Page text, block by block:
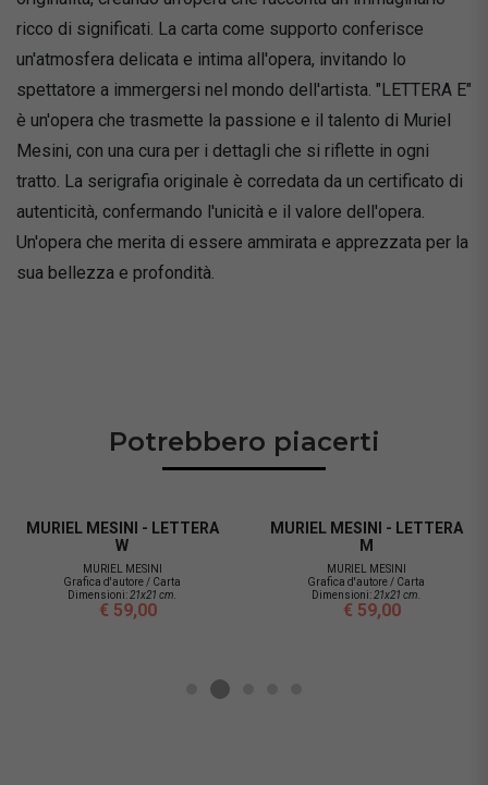
ricco di significati. La carta come supporto conferisce
un'atmosfera delicata e intima all'opera, invitando lo
spettatore a immergersi nel mondo dell'artista. "LETTERA E"
è un'opera che trasmette la passione e il talento di Muriel
Mesini, con una cura per i dettagli che si riflette in ogni
tratto. La serigrafia originale è corredata da un certificato di
autenticità, confermando l'unicità e il valore dell'opera.
Un'opera che merita di essere ammirata e apprezzata per la
sua bellezza e profondità.
Potrebbero piacerti
MURIEL MESINI - LETTERA
W
MURIEL MESINI
Grafica d'autore / Carta
Dimensioni: 21x21 cm.
€ 59,00
MURIEL MESINI - LETTERA
M
MURIEL MESINI
Grafica d'autore / Carta
Dimensioni: 21x21 cm.
€ 59,00